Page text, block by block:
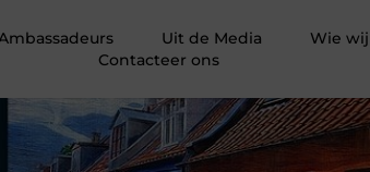
Uit de Media Wie
Contacteer ons